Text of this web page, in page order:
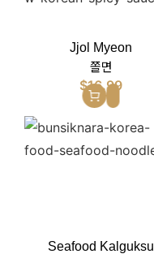
Jjol Myeon
쫄면
$16.99
Seafood Kalguksu